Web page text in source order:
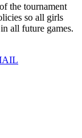
the tournament
so all girls
all future games.